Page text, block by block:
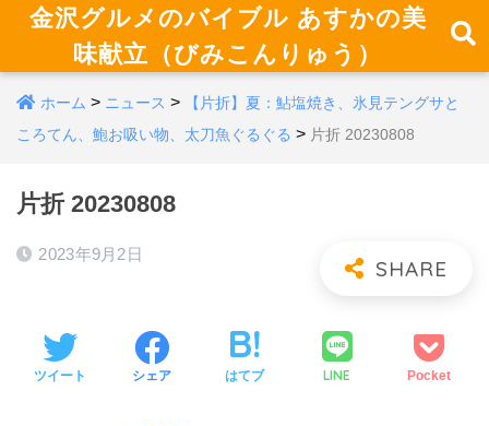
金沢グルメのバイブル あすかの美
味献立（びみこんりゅう）
ホーム > ニュース >
【片折】夏：鮎塩焼き、氷見テングサと
ころてん、鮑お吸い物、太刀魚ぐるぐる > 片折 20230808
片折 20230808
2023年9月2日
ツイート シェア はてブ LINE Pocket